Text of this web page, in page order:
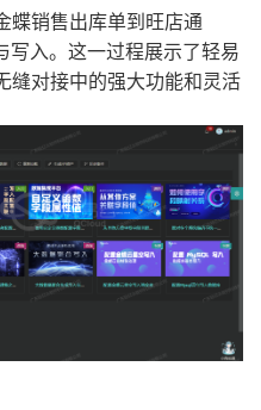
蝶销售出库单到旺店通
入。这一过程展示了轻易
缝对接中的强大功能和灵活